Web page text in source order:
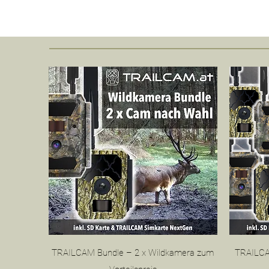
Schnellansicht
TRAILCAM Bundle – 2 x Wildkamera zum